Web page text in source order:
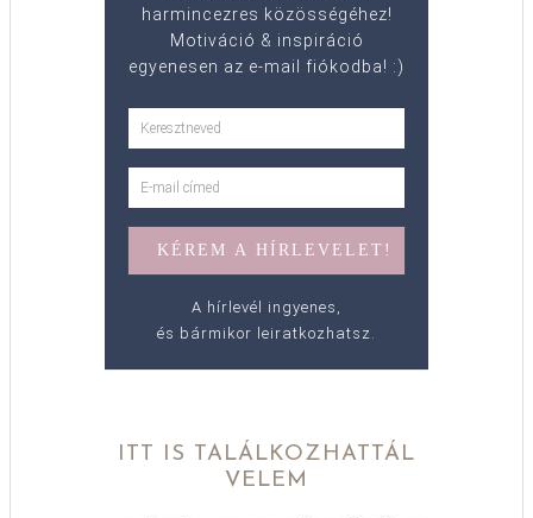
harmincezres közösségéhez!
Motiváció & inspiráció
egyenesen az e-mail fiókodba! :)
A hírlevél ingyenes,
és bármikor leiratkozhatsz.
ITT IS TALÁLKOZHATTÁL
VELEM